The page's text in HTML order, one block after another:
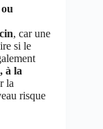
, car une
si le
à la
la
risque